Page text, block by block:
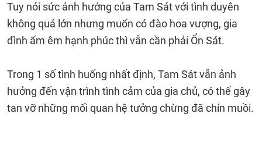
Tuy nói sức ảnh hưởng của Tam Sát với tình duyên
không quá lớn nhưng muốn có đào hoa vượng, gia
đình ấm êm hạnh phúc thì vẫn cần phải Ổn Sát.
Trong 1 số tình huống nhất định, Tam Sát vẫn ảnh
hưởng đến vận trình tình cảm của gia chủ, có thể gây
tan vỡ những mối quan hệ tưởng chừng đã chín muồi.